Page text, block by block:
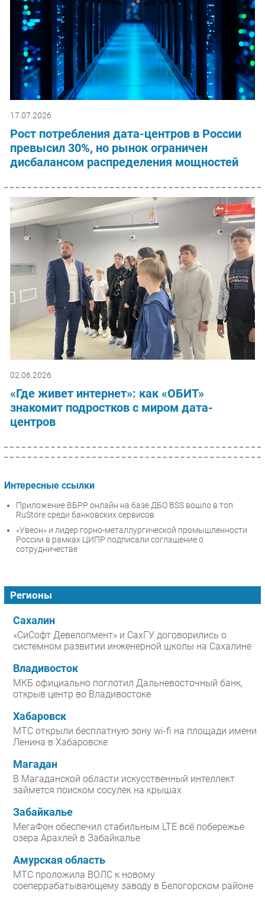
17.07.2026
Рост потребления дата-центров в России
превысил 30%, но рынок ограничен
дисбалансом распределения мощностей
02.06.2026
«Где живет интернет»: как «ОБИТ»
знакомит подростков с миром дата-
центров
Интересные ссылки
Приложение ВБРР онлайн на базе ДБО BSS вошло в топ
RuStore среди банковских сервисов
«Увеон» и лидер горно-металлургической промышленности
России в рамках ЦИПР подписали соглашение о
сотрудничестве
Регионы
Сахалин
«СиСофт Девелопмент» и СахГУ договорились о
системном развитии инженерной школы на Сахалине
Владивосток
МКБ официально поглотил Дальневосточный банк,
открыв центр во Владивостоке
Хабаровск
МТС открыли бесплатную зону wi-fi на площади имени
Ленина в Хабаровске
Магадан
В Магаданской области искусственный интеллект
займется поиском сосулек на крышах
Забайкалье
МегаФон обеспечил стабильным LTE всё побережье
озера Арахлей в Забайкалье
Амурская область
МТС проложила ВОЛС к новому
соеперрабатывающему заводу в Белогорском районе